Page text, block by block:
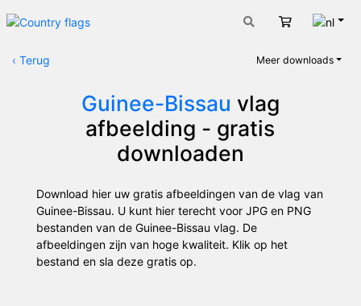
Winkelwagen
‹ Terug Meer downloads
Guinee-Bissau vlag
afbeelding - gratis
downloaden
Download hier uw gratis afbeeldingen van de vlag van
Guinee-Bissau. U kunt hier terecht voor JPG en PNG
bestanden van de Guinee-Bissau vlag. De
afbeeldingen zijn van hoge kwaliteit. Klik op het
bestand en sla deze gratis op.